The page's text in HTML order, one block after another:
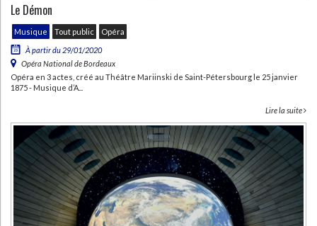
Le Démon
Musique Tout public
Opéra
À partir du 29/01/2020
Opéra National de Bordeaux
Opéra en 3 actes, créé au Théâtre Mariinski de Saint-Pétersbourg le 25 janvier
1875 - Musique d’A...
Lire la suite